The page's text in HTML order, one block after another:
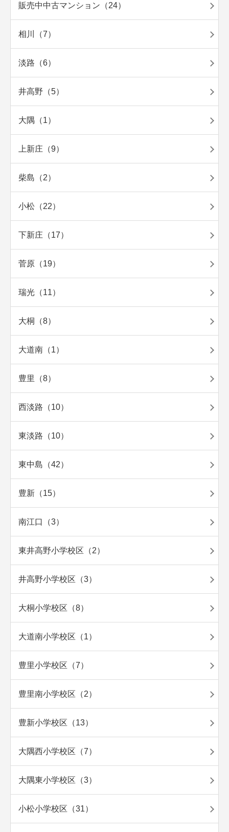
販売中中古マンション（24）
相川（7）
淡路（6）
井高野（5）
大隅（1）
上新庄（9）
柴島（2）
小松（22）
下新庄（17）
菅原（19）
瑞光（11）
大桐（8）
大道南（1）
豊里（8）
西淡路（10）
東淡路（10）
東中島（42）
豊新（15）
南江口（3）
東井高野小学校区（2）
井高野小学校区（3）
大桐小学校区（8）
大道南小学校区（1）
豊里小学校区（7）
豊里南小学校区（2）
豊新小学校区（13）
大隅西小学校区（7）
大隅東小学校区（3）
小松小学校区（31）